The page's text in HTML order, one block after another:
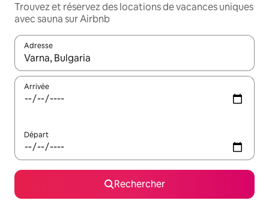
Trouvez et réservez des locations de vacances uniques
avec sauna sur Airbnb
Adresse
Lorsque les résultats s'affichent, utilisez les flèches vers le
Arrivée
Départ
Rechercher